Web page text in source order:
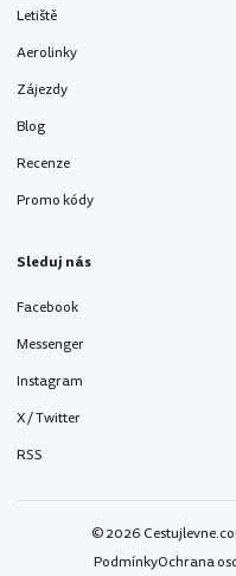
Letiště
Aerolinky
Zájezdy
Blog
Recenze
Promo kódy
Sleduj nás
Facebook
Messenger
Instagram
X / Twitter
RSS
© 2026
PodmínkyOchrana